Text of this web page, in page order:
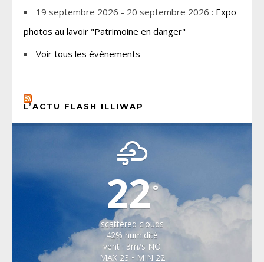
19 septembre 2026 - 20 septembre 2026 : Expo
photos au lavoir "Patrimoine en danger"
Voir tous les évènements
L’ACTU FLASH ILLIWAP
22°
scattered clouds
42% humidité
vent : 3m/s NO
MAX 23 • MIN 22